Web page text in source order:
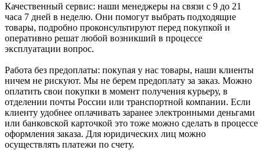
Качественный сервис: наши менеджеры на связи с 9 до 21
часа 7 дней в неделю. Они помогут выбрать подходящие
товары, подробно проконсультируют перед покупкой и
оперативно решат любой возникший в процессе
эксплуатации вопрос.
Работа без предоплаты: покупая у нас товары, наши клиенты
ничем не рискуют. Мы не берем предоплату за заказ. Можно
оплатить свои покупки в момент получения курьеру, в
отделении почты России или транспортной компании. Если
клиенту удобнее оплачивать заранее электронными деньгами
или банковской карточкой это тоже можно сделать в процессе
оформления заказа. Для юридических лиц можно
осуществлять платежи по счету.